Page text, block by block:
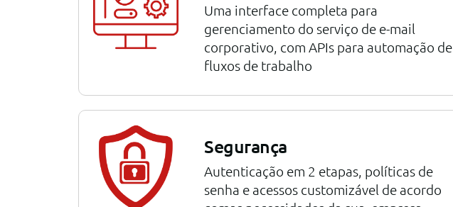
Uma interface completa para
gerenciamento do serviço de e-mail
corporativo, com APIs para automação de
fluxos de trabalho
Segurança
Autenticação em 2 etapas, políticas de
senha e acessos customizável de acordo